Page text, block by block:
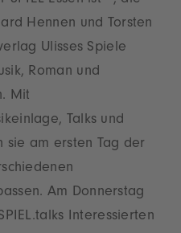
Hennen und Torsten
Ulisses Spiele
Roman und
Mit
Talks und
sie am ersten Tag der
Am Donnerstag
Interessierten